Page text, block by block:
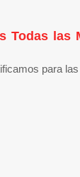
Todas las
para